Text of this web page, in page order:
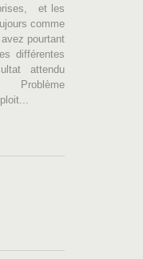
et les
comme
pourtant
différentes
attendu
Problème